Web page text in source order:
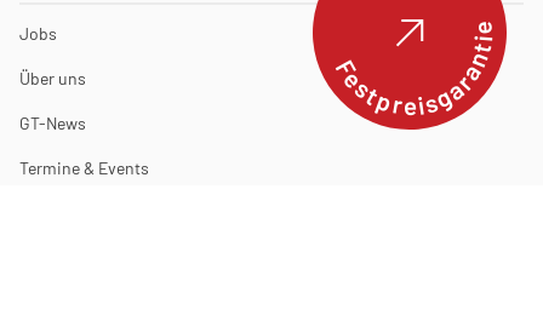
Jobs
Über uns
GT-News
Termine & Events
Festpreisgarantie